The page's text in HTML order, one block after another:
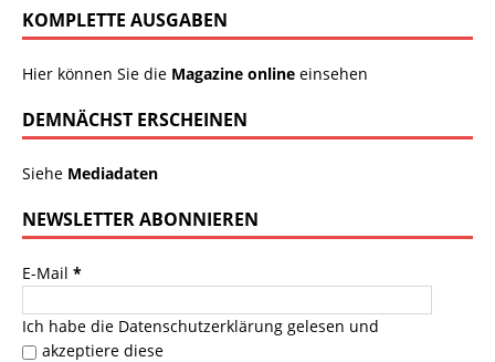
KOMPLETTE AUSGABEN
Hier können Sie die Magazine online einsehen
DEMNÄCHST ERSCHEINEN
Siehe Mediadaten
NEWSLETTER ABONNIEREN
E-Mail *
Ich habe die Datenschutzerklärung gelesen und
akzeptiere diese